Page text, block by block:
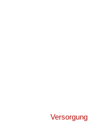
Versorgung